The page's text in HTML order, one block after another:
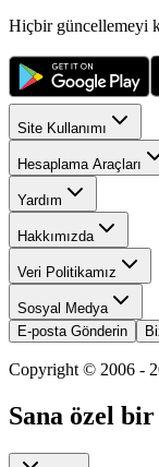
Hiçbir güncellemeyi
Site Kullanımı
Hesaplama Araçları
Yardım
Hakkımızda
Veri Politikamız
Sosyal Medya
E-posta Gönderin
Copyright © 2006 -
Sana özel